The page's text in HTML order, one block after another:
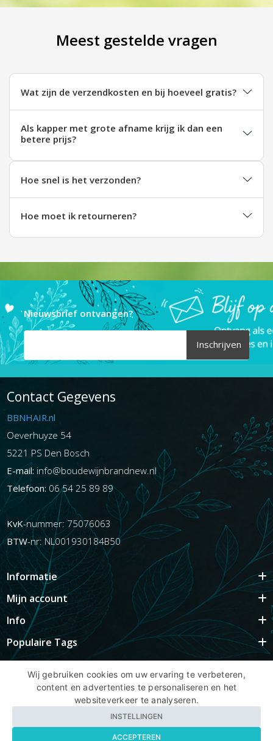
Meest gestelde vragen
Wat zijn de verzendkosten en bij hoeveel gratis?
Als kapper met grote afname krijg ik dan een
betere prijs?
Hoe snel is het verzonden?
Hoe moet ik retourneren?
Nieuwsbrief ontvangen?
Inschrijven
Contact Gegevens
BBNHAIR.nl
Oeverhuyze 54
5221 PS Den Bosch
E-mail: info@boudewijnbrandnew.nl
Telefoon: 06 54 25 89 89
KvK-nummer: 75076063
BTW-nr: NL001930184B50
Informatie
Mijn account
Info
Populaire Tags
Copyright BBNhair.nl
Wij gebruiken cookies om uw ervaring te verbeteren,
content en advertenties te personaliseren en het
websiteverkeer te analyseren.
INSTELLINGEN
ACCEPTEREN